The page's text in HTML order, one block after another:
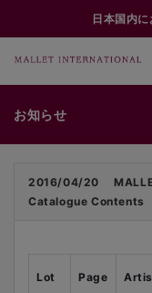
日本国内
お知らせ
2016/04/20
Catalogue Contents
Lot Page